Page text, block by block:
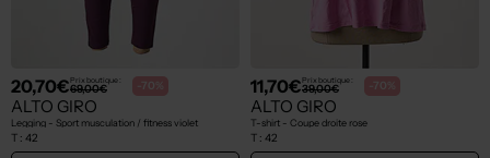
20,70€Prix boutique :
69,00€ -70%
ALTO GIRO
Legging - Sport musculation / fitness violet
T : 42
11,70€Prix boutique :
39,00€ -70%
ALTO GIRO
T-shirt - Coupe droite rose
T : 42